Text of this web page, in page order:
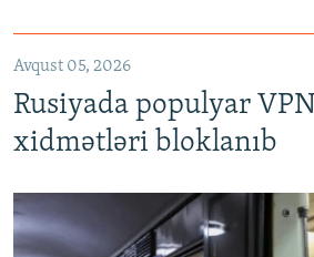
Avqust 05, 2026
Rusiyada populyar VPN
xidmətləri bloklanıb